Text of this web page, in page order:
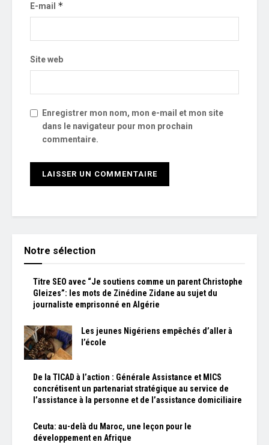
E-mail *
Site web
Enregistrer mon nom, mon e-mail et mon site
dans le navigateur pour mon prochain
commentaire.
Notre sélection
Titre SEO avec “Je soutiens comme un parent Christophe
Gleizes”: les mots de Zinédine Zidane au sujet du
journaliste emprisonné en Algérie
Les jeunes Nigériens empêchés d’aller à
l’école
De la TICAD à l’action : Générale Assistance et MICS
concrétisent un partenariat stratégique au service de
l’assistance à la personne et de l’assistance domiciliaire
Ceuta: au-delà du Maroc, une leçon pour le
développement en Afrique